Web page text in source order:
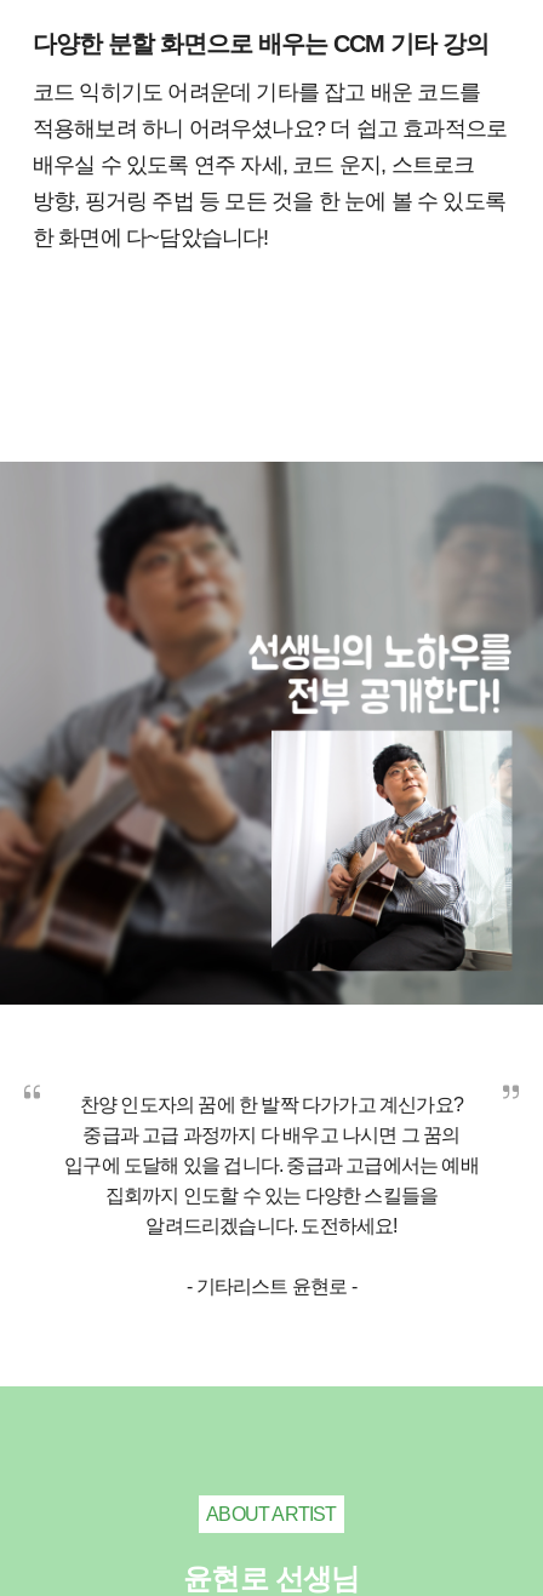
다양한 분할 화면으로 배우는 CCM 기타 강의
코드 익히기도 어려운데 기타를 잡고 배운 코드를
적용해보려 하니 어려우셨나요? 더 쉽고 효과적으로
배우실 수 있도록 연주 자세, 코드 운지, 스트로크
방향, 핑거링 주법 등 모든 것을 한 눈에 볼 수 있도록
한 화면에 다~담았습니다!
찬양 인도자의 꿈에 한 발짝 다가가고 계신가요?
중급과 고급 과정까지 다 배우고 나시면 그 꿈의
입구에 도달해 있을 겁니다. 중급과 고급에서는 예배
집회까지 인도할 수 있는 다양한 스킬들을
알려드리겠습니다. 도전하세요!
- 기타리스트 윤현로 -
ABOUT ARTIST
윤현로 선생님